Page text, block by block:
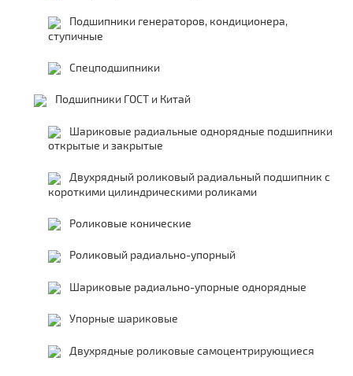
Подшипники генераторов, кондиционера,
ступичные
Спецподшипники
Подшипники ГОСТ и Китай
Шариковые радиальные однорядные подшипники
открытые и закрытые
Двухрядный роликовый радиальный подшипник с
короткими цилиндрическими роликами
Роликовые конические
Роликовый радиально-упорный
Шариковые радиально-упорные однорядные
Упорные шариковые
Двухрядные роликовые самоцентрирующиеся